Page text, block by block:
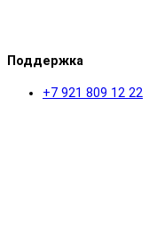
Поддержка
+7 921 809 12 22